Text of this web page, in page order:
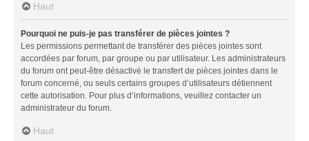
Haut
Pourquoi ne puis-je pas transférer de pièces jointes ?
Les permissions permettant de transférer des pièces jointes sont
accordées par forum, par groupe ou par utilisateur. Les administrateurs
du forum ont peut-être désactivé le transfert de pièces jointes dans le
forum concerné, ou seuls certains groupes d’utilisateurs détiennent
cette autorisation. Pour plus d’informations, veuillez contacter un
administrateur du forum.
Haut